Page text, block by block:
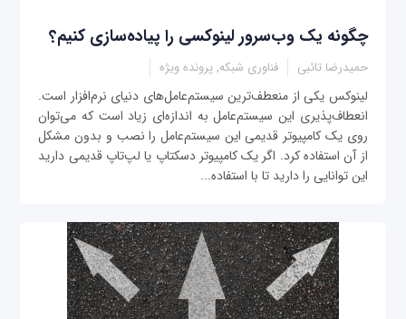
چگونه یک وب‌سرور لینوکسی را پیاده‌سازی کنیم؟
حمیدرضا تائبی فناوری شبکه, پرونده ویژه
‌لینوکس یکی از منعطف‌ترین سیستم‌عامل‌های دنیای نرم‌افزار است.
انعطاف‌پذیری این سیستم‌عامل به اندازه‌ای زیاد است که می‌توان
روی یک کامپیوتر قدیمی این سیستم‌عامل را نصب و بدون مشکل
از آن استفاده کرد. اگر یک کامپیوتر دسکتاپ یا لپ‌تاپ‌ قدیمی دارید
این توانایی را دارید تا با استفاده...